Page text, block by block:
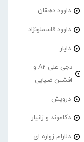
داوود دهقان
داوود قاسملونژاد
دایار
دجی علی A2 و
افشین ضیایی
درویش
دکاموند و زانیار
دلارام زواره ای